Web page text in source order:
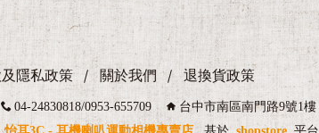
隱私政策 關於我們 退換貨政策
04-24830818/0953-655709
台中市南區南門路9號1樓